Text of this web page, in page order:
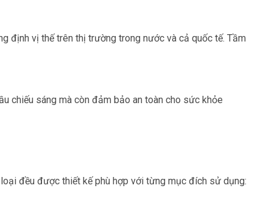
định vị thế trên thị trường trong nước và cả quốc tế. Tầm
chiếu sáng mà còn đảm bảo an toàn cho sức khỏe
đều được thiết kế phù hợp với từng mục đích sử dụng: